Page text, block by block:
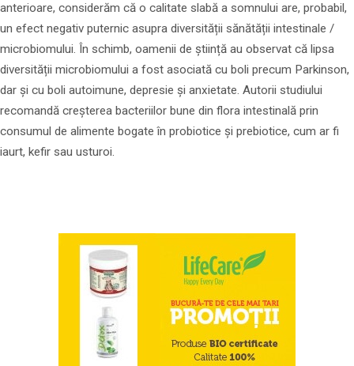
anterioare, considerăm că o calitate slabă a somnului are, probabil,
un efect negativ puternic asupra diversității sănătății intestinale /
microbiomului. În schimb, oamenii de știință au observat că lipsa
diversității microbiomului a fost asociată cu boli precum Parkinson,
dar și cu boli autoimune, depresie și anxietate. Autorii studiului
recomandă creșterea bacteriilor bune din flora intestinală prin
consumul de alimente bogate în probiotice și prebiotice, cum ar fi
iaurt, kefir sau usturoi.